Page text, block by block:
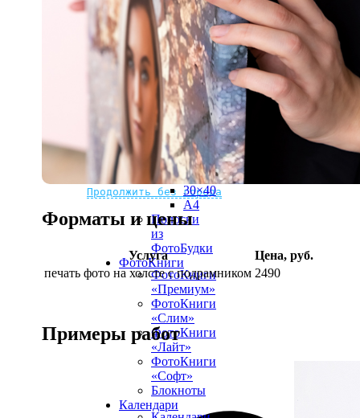
Не нашли Ваш город?
Мы доставляем по всему миру
Продолжить без города
30х40
А4
Фото
в
рамке
10х10
10×15
13×18
15×15
15×20
20×20
20×30
30×30
30×40
A4
Полоски
из
ФотоБудки
ФотоКниги
ФотоКниги
«Премиум»
ФотоКниги
«Слим»
ФотоКниги
«Лайт»
ФотоКниги
«Софт»
Блокноты
Календари
Форматы и цены
Услуга
Цена, руб.
печать фото на холсте с подрамником 2490
Примеры работ